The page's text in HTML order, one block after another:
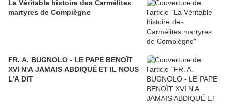
La Véritable histoire des Carmélites
martyres de Compiègne
FR. A. BUGNOLO - LE PAPE BENOÎT
XVI N'A JAMAIS ABDIQUÉ ET IL NOUS
L'A DIT